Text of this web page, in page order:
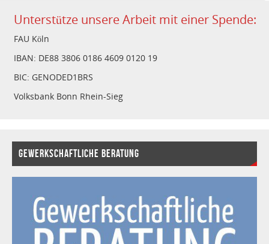
Unterstütze unsere Arbeit mit einer Spende:
FAU Köln
IBAN: DE88 3806 0186 4609 0120 19
BIC: GENODED1BRS
Volksbank Bonn Rhein-Sieg
GEWERKSCHAFTLICHE BERATUNG